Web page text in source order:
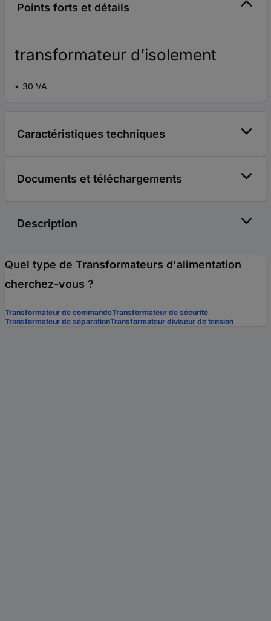
Points forts et détails
transformateur d’isolement
30 VA
Caractéristiques techniques
Documents et téléchargements
Description
Quel type de Transformateurs d'alimentation
cherchez-vous ?
Transformateur de commandeTransformateur de sécurité
Transformateur de séparationTransformateur diviseur de tension